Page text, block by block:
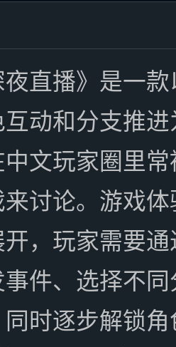
夜直播》是一
动和分支推
文玩家圈里
讨论。游戏
开，玩家需要
件、选择不
时逐步解锁角